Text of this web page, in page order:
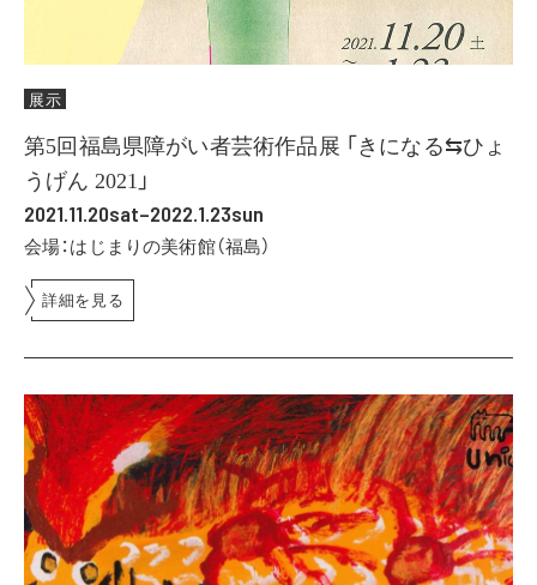
展示
第5回福島県障がい者芸術作品展 「きになる⇆ひょ
うげん 2021」
2021.11.20sat–2022.1.23sun
会場：はじまりの美術館（福島）
詳細を見る